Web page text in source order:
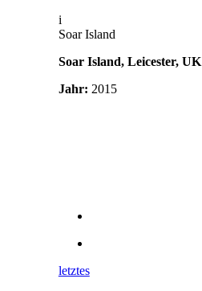
i
Soar Island
Soar Island, Leicester, UK
Jahr: 2015
letztes